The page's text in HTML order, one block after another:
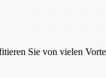
Sie von vielen